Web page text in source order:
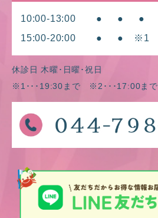
10:00-13:00 ● ● ●
15:00-20:00
● ● ※1
休診日 木曜･日曜･祝日
※1･･･19:30まで ※2･･･17:00まで